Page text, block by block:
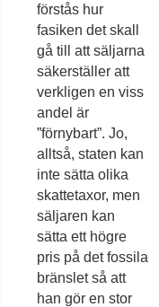
förstås hur
fasiken det skall
gå till att säljarna
säkerställer att
verkligen en viss
andel är
”förnybart”. Jo,
alltså, staten kan
inte sätta olika
skattetaxor, men
säljaren kan
sätta ett högre
pris på det fossila
bränslet så att
han gör en stor